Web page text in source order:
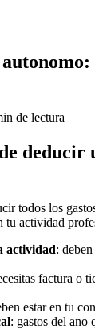
de lectura
deducir
todos los
tu actividad
actividad:
factura o
estar en tu
: gastos del ano